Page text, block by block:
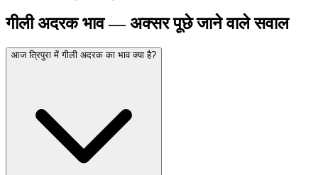
गीली अदरक भाव — अक्सर पूछे जाने वाले सवाल
आज त्रिपुरा में गीली अदरक का भाव क्या है?